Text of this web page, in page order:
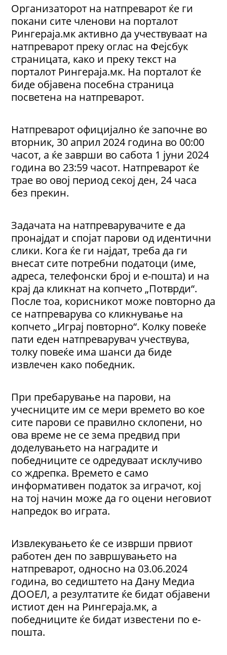
Организаторот на натпреварот ќе ги
покани сите членови на порталот
Рингераја.мк активно да учествуваат на
натпреварот преку оглас на Фејсбук
страницата, како и преку текст на
порталот Рингераја.мк. На порталот ќе
биде објавена посебна страница
посветена на натпреварот.
Натпреварот официјално ќе започне во
вторник, 30 април 2024 година во 00:00
часот, а ќе заврши во сабота 1 јуни 2024
година во 23:59 часот. Натпреварот ќе
трае во овој период секој ден, 24 часа
без прекин.
Задачата на натпреварувачите е да
пронајдат и спојат парови од идентични
слики. Кога ќе ги најдат, треба да ги
внесат сите потребни податоци (име,
адреса, телефонски број и е-пошта) и на
крај да кликнат на копчето „Потврди“.
После тоа, корисникот може повторно да
се натпреварува со кликнување на
копчето „Играј повторно“. Колку повеќе
пати еден натпреварувач учествува,
толку повеќе има шанси да биде
извлечен како победник.
При пребарување на парови, на
учесниците им се мери времето во кое
сите парови се правилно склопени, но
ова време не се зема предвид при
доделувањето на наградите и
победниците се одредуваат исклучиво
со ждрепка. Времето е само
информативен податок за играчот, кој
на тој начин може да го оцени неговиот
напредок во играта.
Извлекувањето ќе се изврши првиот
работен ден по завршувањето на
натпреварот, односно на 03.06.2024
година, во седиштето на Дану Медиа
ДООЕЛ, а резултатите ќе бидат објавени
истиот ден на Рингераја.мк, а
победниците ќе бидат известени по е-
пошта.